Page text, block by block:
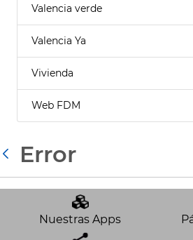
Valencia verde
Valencia Ya
Vivienda
Web FDM
Atrás
Error
Nuestras Apps